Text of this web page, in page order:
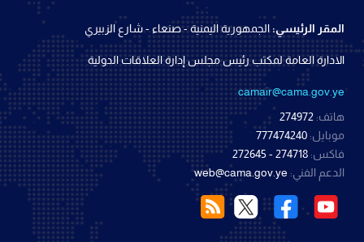
المقر الرئيسي:الجمهورية اليمنية - صنعاء - شارع الزبيري
الادارة العامة لمكتب رئيس مجلس إدارة العلاقات الدولية
camair@cama.gov.ye
هاتف: 274972
موبايل: 777474240
فاكس: 274718 - 272645
الدعم الفني: web@cama.gov.ye